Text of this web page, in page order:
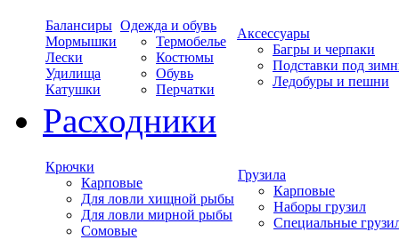
Балансиры
Мормышки
Лески
Удилища
Катушки
Одежда и обувь
Термобелье
Костюмы
Обувь
Перчатки
Аксессуары
Багры и черпаки
Подставки под
Ледобуры и пешни
Расходники
Крючки
Карповые
Для ловли хищной рыбы
Для ловли мирной рыбы
Сомовые
Грузила
Карповые
Наборы грузил
Специальные